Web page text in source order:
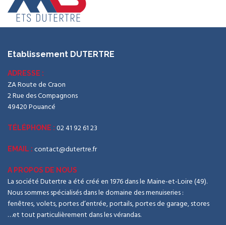
Etablissement DUTERTRE
ADRESSE :
ZA Route de Craon
2 Rue des Compagnons
49420 Pouancé
TÉLÉPHONE : 02 41 92 61 23
EMAIL : contact@dutertre.fr
A PROPOS DE NOUS
La société Dutertre a été créé en 1976 dans le Maine-et-Loire (49).
Nous sommes spécialisés dans le domaine des menuiseries :
fenêtres, volets, portes d’entrée, portails, portes de garage, stores
…et tout particulièrement dans les vérandas.